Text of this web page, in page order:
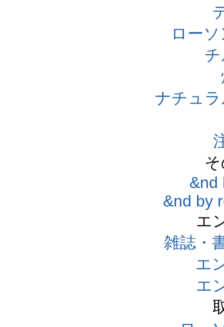
ロー
ナチュ
&nd
&nd by
エ
雑誌・
エ
エ